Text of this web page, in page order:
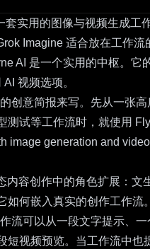
实用的图像与视频生成
Imagine 适合放在工作
AI 是一个实用的中枢。它
视频选项。
创意简报来写。先从一张
试等工作流时，就使用
内容创作中的角色扩展：
何嵌入真实的创作工作流。
流可以从一段文字提示、
视频预览。当工作流中